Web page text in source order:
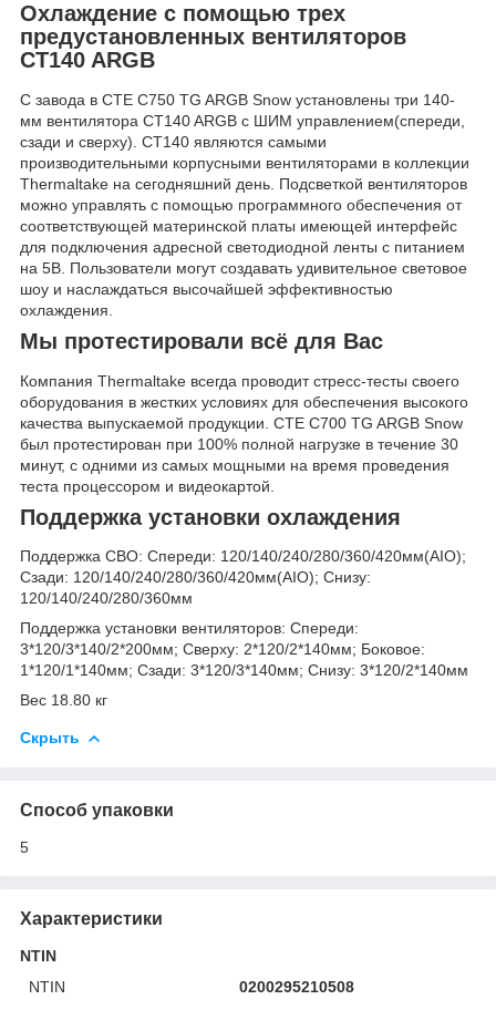
Охлаждение с помощью трех
предустановленных вентиляторов
CT140 ARGB
С завода в CTE C750 TG ARGB Snow установлены три 140-
мм вентилятора CT140 ARGB с ШИМ управлением(спереди,
сзади и сверху). CT140 являются самыми
производительными корпусными вентиляторами в коллекции
Thermaltake на сегодняшний день. Подсветкой вентиляторов
можно управлять с помощью программного обеспечения от
соответствующей материнской платы имеющей интерфейс
для подключения адресной светодиодной ленты с питанием
на 5В. Пользователи могут создавать удивительное световое
шоу и наслаждаться высочайшей эффективностью
охлаждения.
Мы протестировали всё для Вас
Компания Thermaltake всегда проводит стресс-тесты своего
оборудования в жестких условиях для обеспечения высокого
качества выпускаемой продукции. CTE C700 TG ARGB Snow
был протестирован при 100% полной нагрузке в течение 30
минут, с одними из самых мощными на время проведения
теста процессором и видеокартой.
Поддержка установки охлаждения
Поддержка СВО: Спереди: 120/140/240/280/360/420мм(AIO);
Сзади: 120/140/240/280/360/420мм(AIO); Снизу:
120/140/240/280/360мм
Поддержка установки вентиляторов: Спереди:
3*120/3*140/2*200мм; Сверху: 2*120/2*140мм; Боковое:
1*120/1*140мм; Сзади: 3*120/3*140мм; Снизу: 3*120/2*140мм
Вес 18.80 кг
Скрыть
Способ упаковки
5
Характеристики
NTIN
NTIN
0200295210508